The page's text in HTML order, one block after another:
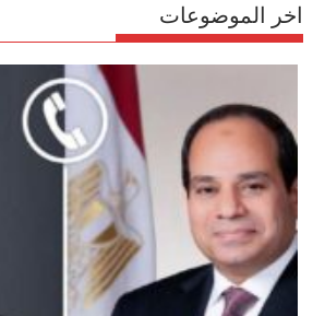
اخر الموضوعات